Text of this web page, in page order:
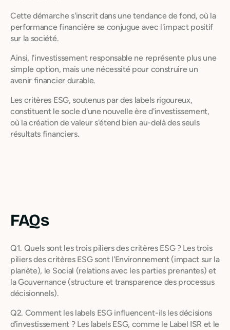
Cette démarche s'inscrit dans une tendance de fond, où la
performance financière se conjugue avec l'impact positif
sur la société.
Ainsi, l'investissement responsable ne représente plus une
simple option, mais une nécessité pour construire un
avenir financier durable.
Les critères ESG, soutenus par des labels rigoureux,
constituent le socle d'une nouvelle ère d'investissement,
où la création de valeur s'étend bien au-delà des seuls
résultats financiers.
FAQs
Q1. Quels sont les trois piliers des critères ESG ? Les trois
piliers des critères ESG sont l'Environnement (impact sur la
planète), le Social (relations avec les parties prenantes) et
la Gouvernance (structure et transparence des processus
décisionnels).
Q2. Comment les labels ESG influencent-ils les décisions
d'investissement ? Les labels ESG, comme le Label ISR et le